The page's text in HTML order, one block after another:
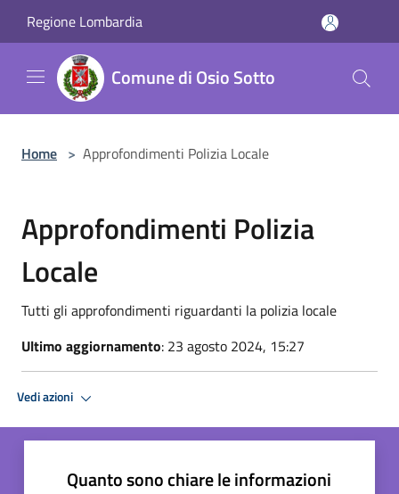
Regione Lombardia
Comune di Osio Sotto
Home > Approfondimenti Polizia Locale
Approfondimenti Polizia
Locale
Tutti gli approfondimenti riguardanti la polizia locale
Ultimo aggiornamento: 23 agosto 2024, 15:27
Vedi azioni
Quanto sono chiare le informazioni